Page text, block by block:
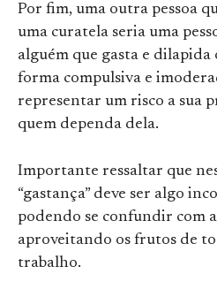
Por fim, uma outra pessoa
uma curatela seria uma
alguém que gasta e
forma compulsiva e
representar um risco a sua
quem dependa dela.
Importante ressaltar que
“gastança” deve ser algo
podendo se confundir com
aproveitando os frutos de
trabalho.